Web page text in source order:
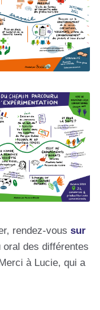
rendez-vous sur
oral des différentes
à Lucie, qui a